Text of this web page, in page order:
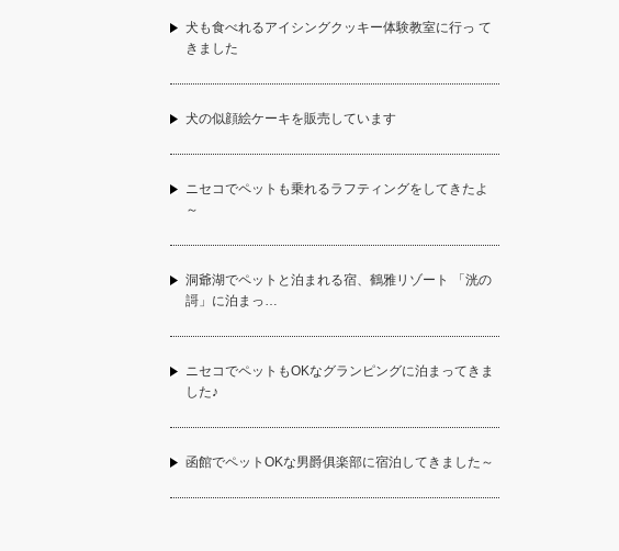
犬も食べれるアイシングクッキー体験教室に行っ て
きました
犬の似顔絵ケーキを販売しています
ニセコでペットも乗れるラフティングをしてきたよ
～
洞爺湖でペットと泊まれる宿、鶴雅リゾート 「洸の
謌」に泊まっ…
ニセコでペットもOKなグランピングに泊まってきま
した♪
函館でペットOKな男爵俱楽部に宿泊してきました～